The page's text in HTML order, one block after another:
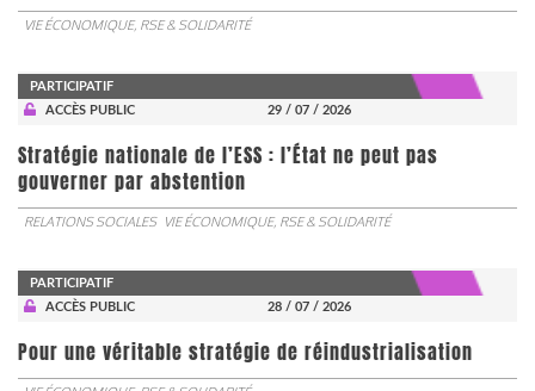
VIE ÉCONOMIQUE, RSE & SOLIDARITÉ
PARTICIPATIF
ACCÈS PUBLIC
29 / 07 / 2026
Stratégie nationale de l’ESS : l’État ne peut pas
gouverner par abstention
RELATIONS SOCIALES VIE ÉCONOMIQUE, RSE & SOLIDARITÉ
PARTICIPATIF
ACCÈS PUBLIC
28 / 07 / 2026
Pour une véritable stratégie de réindustrialisation